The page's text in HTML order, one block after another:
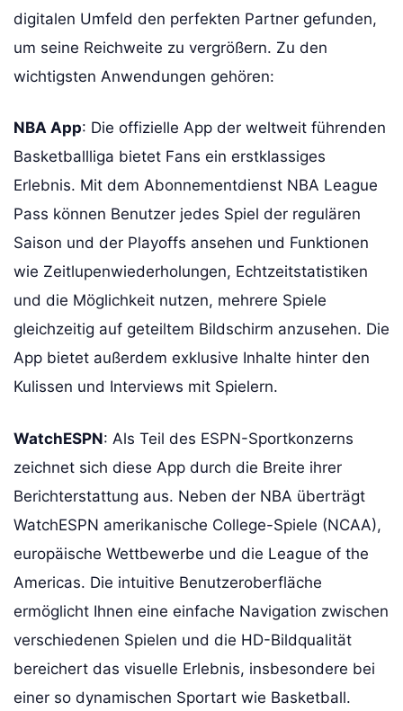
digitalen Umfeld den perfekten Partner gefunden,
um seine Reichweite zu vergrößern. Zu den
wichtigsten Anwendungen gehören:
NBA App: Die offizielle App der weltweit führenden
Basketballliga bietet Fans ein erstklassiges
Erlebnis. Mit dem Abonnementdienst NBA League
Pass können Benutzer jedes Spiel der regulären
Saison und der Playoffs ansehen und Funktionen
wie Zeitlupenwiederholungen, Echtzeitstatistiken
und die Möglichkeit nutzen, mehrere Spiele
gleichzeitig auf geteiltem Bildschirm anzusehen. Die
App bietet außerdem exklusive Inhalte hinter den
Kulissen und Interviews mit Spielern.
WatchESPN: Als Teil des ESPN-Sportkonzerns
zeichnet sich diese App durch die Breite ihrer
Berichterstattung aus. Neben der NBA überträgt
WatchESPN amerikanische College-Spiele (NCAA),
europäische Wettbewerbe und die League of the
Americas. Die intuitive Benutzeroberfläche
ermöglicht Ihnen eine einfache Navigation zwischen
verschiedenen Spielen und die HD-Bildqualität
bereichert das visuelle Erlebnis, insbesondere bei
einer so dynamischen Sportart wie Basketball.